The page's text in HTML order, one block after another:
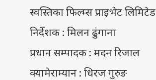
स्वस्तिका फिल्म्स प्राइभेट लिमिटेड
निर्देशक : मिलन ढुंगाना
प्रधान सम्पादक : मदन रिजाल
क्यामेराम्यान : धिरज गुरुङ